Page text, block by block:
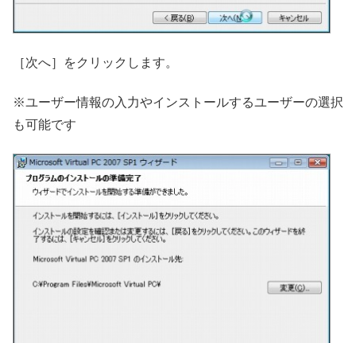
［次へ］をクリックします。
※ユーザー情報の入力やインストールするユーザーの選択
も可能です